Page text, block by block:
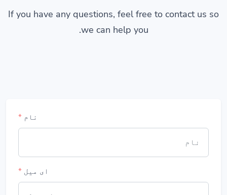
If you have any questions, feel free to contact us so
we can help you.
نام *
ای میل *